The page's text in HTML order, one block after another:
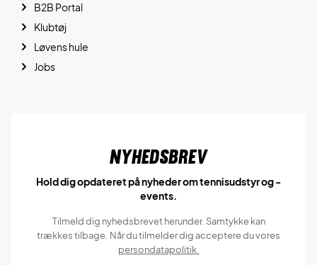
B2B Portal
Klubtøj
Løvens hule
Jobs
Nyhedsbrev
Hold dig opdateret på nyheder om tennisudstyr og -
events.
Tilmeld dig nyhedsbrevet herunder. Samtykke kan
trækkes tilbage. Når du tilmelder dig acceptere du vores
persondatapolitik.